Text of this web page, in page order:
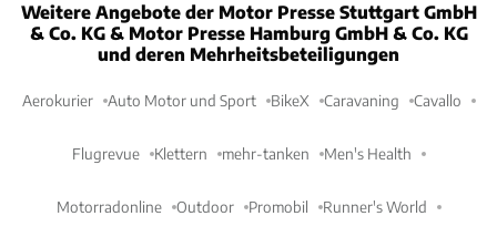
Weitere Angebote der Motor Presse Stuttgart GmbH
& Co. KG & Motor Presse Hamburg GmbH & Co. KG
und deren Mehrheitsbeteiligungen
Aerokurier Auto Motor und Sport BikeX Caravaning Cavallo
Flugrevue Klettern mehr-tanken Men's Health
Motorradonline Outdoor Promobil Runner's World